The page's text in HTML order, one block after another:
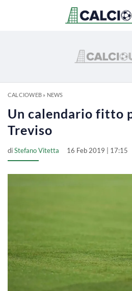
CALCIOWEB» NEWS
Un calendario fitto
Treviso
diStefano Vitetta 16 Feb 2019 | 17:15